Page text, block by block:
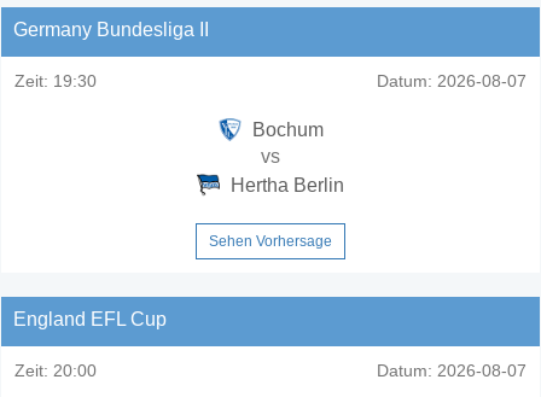
Germany Bundesliga II
Zeit: 19:30 Datum: 2026-08-07
Bochum
vs
Hertha Berlin
Sehen Vorhersage
England EFL Cup
Zeit: 20:00 Datum: 2026-08-07